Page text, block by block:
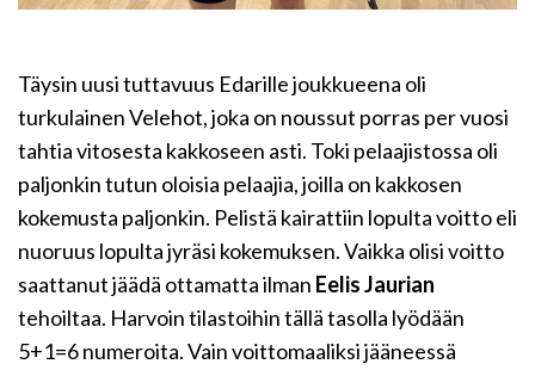
Täysin uusi tuttavuus Edarille joukkueena oli
turkulainen Velehot, joka on noussut porras per vuosi
tahtia vitosesta kakkoseen asti. Toki pelaajistossa oli
paljonkin tutun oloisia pelaajia, joilla on kakkosen
kokemusta paljonkin. Pelistä kairattiin lopulta voitto eli
nuoruus lopulta jyräsi kokemuksen. Vaikka olisi voitto
saattanut jäädä ottamatta ilman Eelis Jaurian
tehoiltaa. Harvoin tilastoihin tällä tasolla lyödään
5+1=6 numeroita. Vain voittomaaliksi jääneessä